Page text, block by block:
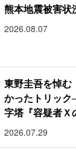
熊本地震被害状
2026.08.07
東野圭吾を悼む
かったトリッ
字塔『容疑者Ｘ
2026.07.29